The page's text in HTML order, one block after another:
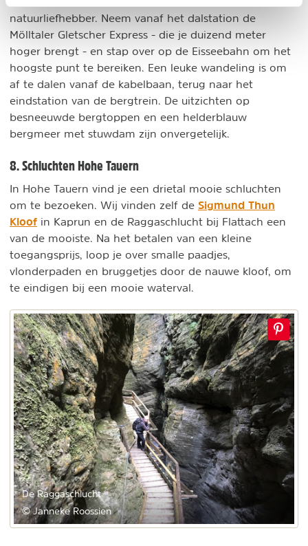
natuurliefhebber. Neem vanaf het dalstation de
Mölltaler Gletscher Express - die je duizend meter
hoger brengt - en stap over op de Eisseebahn om het
hoogste punt te bereiken. Een leuke wandeling is om
af te dalen vanaf de kabelbaan, terug naar het
eindstation van de bergtrein. De uitzichten op
besneeuwde bergtoppen en een helderblauw
bergmeer met stuwdam zijn onvergetelijk.
8. Schluchten Hohe Tauern
In Hohe Tauern vind je een drietal mooie schluchten
om te bezoeken. Wij vinden zelf de Sigmund Thun
Kloof in Kaprun en de Raggaschlucht bij Flattach een
van de mooiste. Na het betalen van een kleine
toegangsprijs, loop je over smalle paadjes,
vlonderpaden en bruggetjes door de nauwe kloof, om
te eindigen bij een mooie waterval.
De Raggaschlucht
© Janneke Roossien